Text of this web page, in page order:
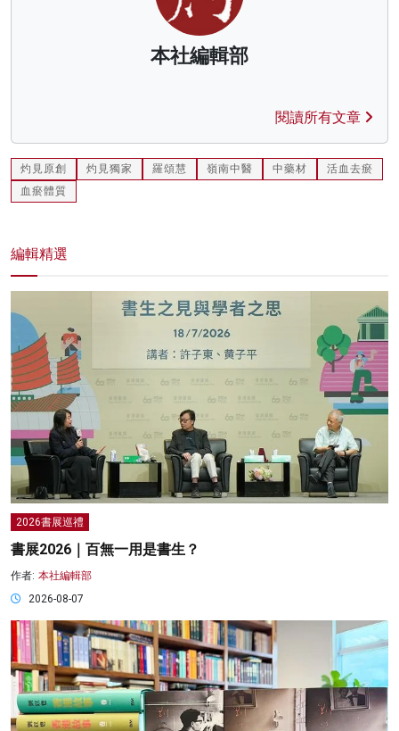
本社編輯部
閱讀所有文章
灼見原創 灼見獨家 羅頌慧 嶺南中醫 中藥材
活血去瘀
血瘀體質
編輯精選
2026書展巡禮
書展2026｜百無一用是書生？
作者: 本社編輯部
2026-08-07